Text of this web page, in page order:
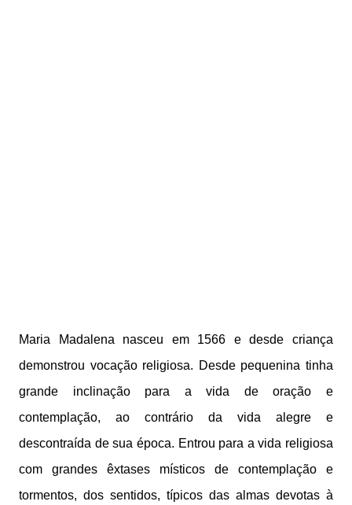
Maria Madalena nasceu em 1566 e desde criança
demonstrou vocação religiosa. Desde pequenina tinha
grande inclinação para a vida de oração e
contemplação, ao contrário da vida alegre e
descontraída de sua época. Entrou para a vida religiosa
com grandes êxtases místicos de contemplação e
tormentos, dos sentidos, típicos das almas devotas à